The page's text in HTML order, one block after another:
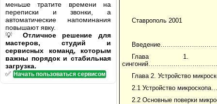
меньше тратите времени на
переписки и звонки, а
автоматические напоминания
повышают явку.
💡 Отличное решение для
мастеров, студий и
сервисных команд, которым
важны порядок и стабильная
загрузка.
✅ Начать пользоваться сервисом
Ставрополь 2001
Глава 1.
Глава 2. Устройство
2.1 Устройство
2.2 Основные поверки